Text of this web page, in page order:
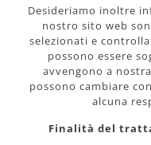
Desideriamo inoltre
nostro sito web
selezionati e
possono essere
avvengono a
possono cambiare
alcuna
Finalità del